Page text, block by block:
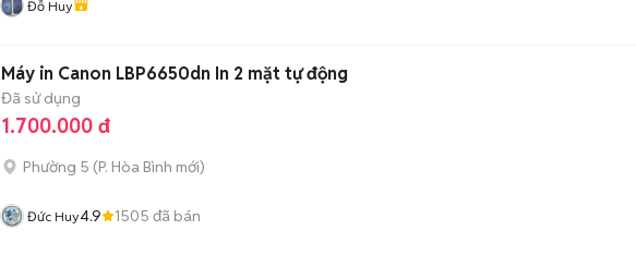
Đỗ Huy
Máy in Canon LBP6650dn In 2 mặt tự động
Đã sử dụng
1.700.000 đ
Phường 5 (P. Hòa Bình mới)
Đức Huy4.9 1505 đã bán